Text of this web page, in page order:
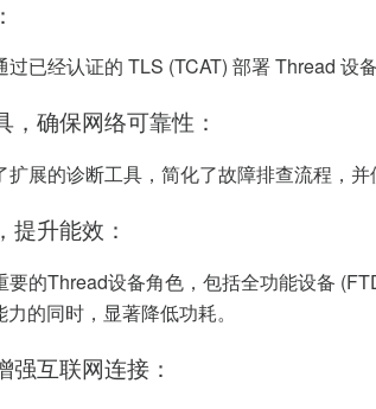
过已经认证的 TLS (TCAT) 部署 Thread 设
，确保网络可靠性：
扩展的诊断工具，简化了故障排查流程，
提升能效：
要的Thread设备角色，包括全功能设备
的同时，显著降低功耗。
强互联网连接：